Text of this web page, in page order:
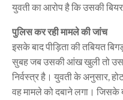
युवती का आरोप है कि उसकी बियर
पुलिस कर रही मामले की जांच
इसके बाद पीड़िता की तबियत
सुबह जब उसकी आंख खुली तो
निर्वस्त्र है। युवती के अनुसार,
वह मामले को दबाने लगा। जिसके